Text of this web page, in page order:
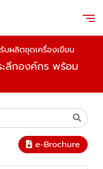
รับผลิตชุดเครื่องเขียน
ลึกองค์กร พร้อม
e-Brochure